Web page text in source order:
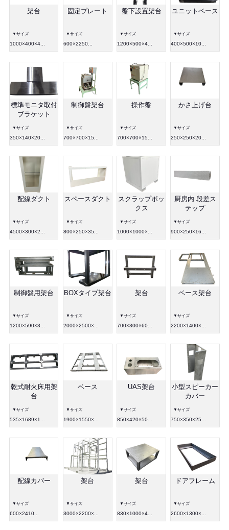
架台
▼サイズ
1000×400×4...
固定プレート
▼サイズ
600×2250...
盤下設置架台
▼サイズ
1200×500×4...
ユニットベース
▼サイズ
400×500×10...
標準モニタ取付
ブラケット
▼サイズ
350×140×20...
制御盤架台
▼サイズ
700×700×15...
操作盤
▼サイズ
700×700×15...
かさ上げ台
▼サイズ
250×250×20...
配線ダクト
▼サイズ
4500×300×2...
スペースダクト
▼サイズ
800×250×35...
スクラップボッ
クス
▼サイズ
1000×1000×...
厨房内 段差ス
テップ
▼サイズ
900×250×16...
制御盤用架台
▼サイズ
1200×590×3...
BOXタイプ架台
▼サイズ
2000×2500×...
架台
▼サイズ
700×300×60...
ベース架台
▼サイズ
2200×1400×...
乾式耐火床用架
台
▼サイズ
535×1689×1...
ベース
▼サイズ
1900×1550×...
UAS架台
▼サイズ
850×420×50...
小型スピーカー
カバー
▼サイズ
750×350×25...
配線カバー
▼サイズ
600×2410...
架台
▼サイズ
3000×2200×...
架台
▼サイズ
830×1000×4...
ドアフレーム
▼サイズ
2600×1300×...